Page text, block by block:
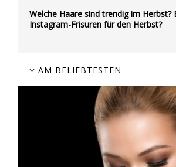
Welche Haare sind trendig im Herbst?
Instagram-Frisuren für den Herbst?
AM BELIEBTESTEN